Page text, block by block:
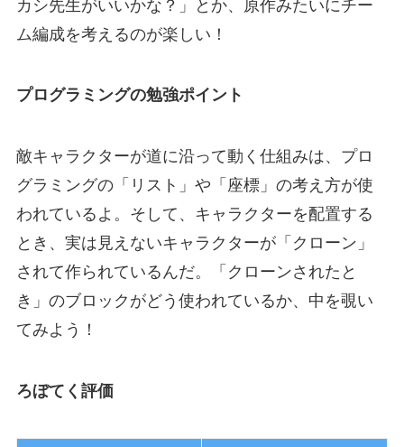
カシ先生がいいかな？」とか、原作みたいにチー
ム編成を考えるのが楽しい！
プログラミングの勉強ポイント
敵キャラクターが道に沿って動く仕組みは、プロ
グラミングの「リスト」や「座標」の考え方が使
われているよ。そして、キャラクターを配置する
とき、実は見えないキャラクターが「クローン」
されて作られているんだ。「クローンされたと
き」のブロックがどう使われているか、中を覗い
てみよう！
ろぼてく評価